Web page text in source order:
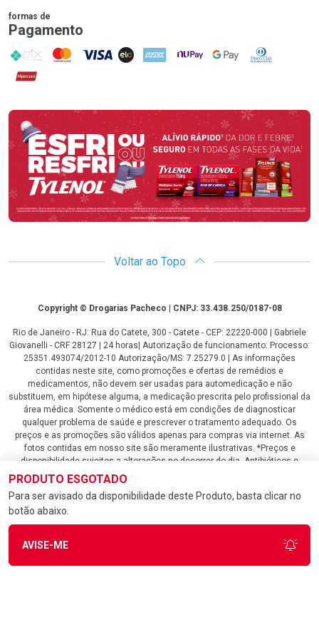
PRODUTO ESGOTADO
Para ser avisado da disponibilidade deste Produto, basta clicar no
botão abaixo.
AVISE-ME
formas de
Pagamento
PIX MasterCard
VISA ELO AMEX NuPay Google PayDiners Club
Hipercard
Promoção em Destaque
Voltar ao Topo
CopyrightCopyright © Drogarias Pacheco | CNPJ: 33.438.250/0187-08
Rio de Janeiro - RJ: Rua do Catete, 300 - Catete - CEP: 22220-000 | Gabriele
Giovanelli - CRF 28127 | 24 horas| Autorização de funcionamento: Processo:
25351.493074/2012-10 Autorização/MS: 7.25279.0 | As informações
contidas neste site, como promoções e ofertas de remédios e
medicamentos, não devem ser usadas para automedicação e não
substituem, em hipótese alguma, a medicação prescrita pelo profissional da
área médica. Somente o médico está em condições de diagnosticar
qualquer problema de saúde e prescrever o tratamento adequado. Os
preços e as promoções são válidos apenas para compras via internet. As
fotos contidas em nosso site são meramente ilustrativas. *Preços e
disponibilidade sujeitos a alterações no decorrer do dia. Antibióticos e
antimicrobianos vendas apenas em lojas físicas ou televendas. Portaria nº
344 - 01/02/1999 - Ministério da Saúde. Horário de funcionamento Central
de Vendas e Atendimento ao Cliente 4020 4404 ou 0800 282 10 10 de
LGPD Aceite os Cookies